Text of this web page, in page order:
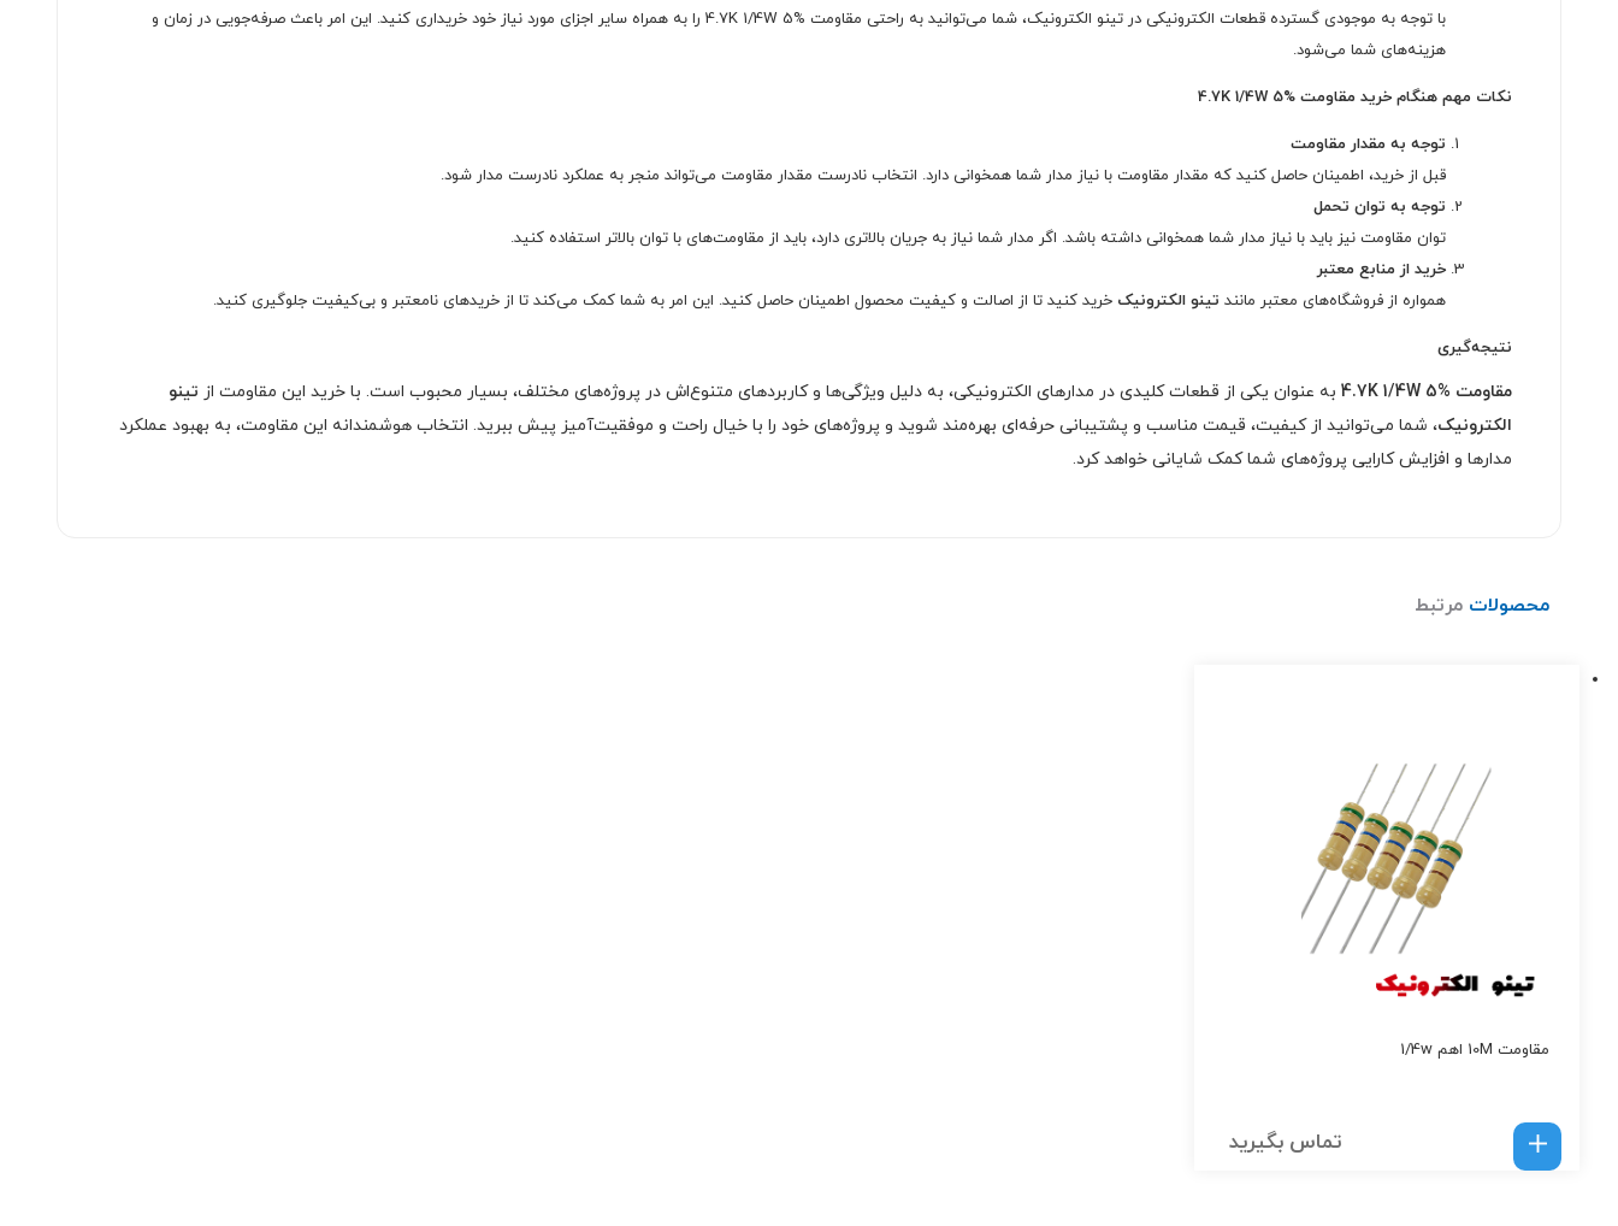
با توجه به موجودی گسترده قطعات الکترونیکی در تینو الکترونیک، شما می‌توانید به راحتی مقاومت 4.7K 1/4W 5% را به همراه سایر اجزای مورد نیاز خود خریداری کنید. این امر باعث صرفه‌جویی در زمان و
هزینه‌های شما می‌شود.
نکات مهم هنگام خرید مقاومت 4.7K 1/4W 5%
توجه به مقدار مقاومت
قبل از خرید، اطمینان حاصل کنید که مقدار مقاومت با نیاز مدار شما همخوانی دارد. انتخاب نادرست مقدار مقاومت می‌تواند منجر به عملکرد نادرست مدار شود.
توجه به توان تحمل
توان مقاومت نیز باید با نیاز مدار شما همخوانی داشته باشد. اگر مدار شما نیاز به جریان بالاتری دارد، باید از مقاومت‌های با توان بالاتر استفاده کنید.
خرید از منابع معتبر
همواره از فروشگاه‌های معتبر مانند تینو الکترونیک خرید کنید تا از اصالت و کیفیت محصول اطمینان حاصل کنید. این امر به شما کمک می‌کند تا از خریدهای نامعتبر و بی‌کیفیت جلوگیری کنید.
نتیجه‌گیری
مقاومت 4.7K 1/4W 5% به عنوان یکی از قطعات کلیدی در مدارهای الکترونیکی، به دلیل ویژگی‌ها و کاربردهای متنوع‌اش در پروژه‌های مختلف، بسیار محبوب است. با خرید این مقاومت از تینو
الکترونیک، شما می‌توانید از کیفیت، قیمت مناسب و پشتیبانی حرفه‌ای بهره‌مند شوید و پروژه‌های خود را با خیال راحت و موفقیت‌آمیز پیش ببرید. انتخاب هوشمندانه این مقاومت، به بهبود عملکرد
مدارها و افزایش کارایی پروژه‌های شما کمک شایانی خواهد کرد.
محصولات مرتبط
مقاومت 10M اهم 1/4w
تماس بگیرید